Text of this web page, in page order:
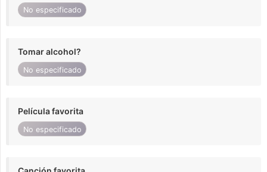
No especificado
Tomar alcohol?
No especificado
Película favorita
No especificado